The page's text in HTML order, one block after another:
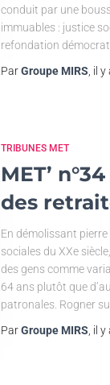
conduit par une
immuables : justice
refondation
ParGroupe MIRS, il y
TRIBUNES MET
MET’
des
En démolissant
sociales du XXe
des gens comme
64 ans plutôt que
patronales. Rogner
ParGroupe MIRS, il y